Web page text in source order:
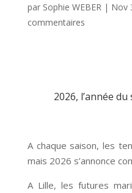
par Sophie WEBER | Nov
commentaires
2026, l’année
A chaque saison, les
mais 2026 s’annonce
A Lille, les futures